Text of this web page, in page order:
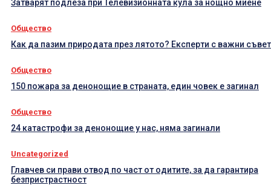
Затварят подлеза при Телевизионната кула за нощно миене
Общество
Как да пазим природата през лятото? Експерти с важни
Общество
150 пожара за денонощие в страната, един човек е загинал
Общество
24 катастрофи за денонощие у нас, няма загинали
Uncategorized
Главчев си прави отвод по част от одитите, за да гарантира
безпристрастност